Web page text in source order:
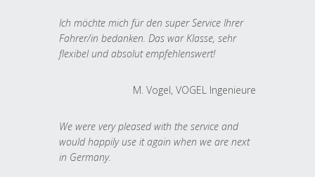
Ich möchte mich für den super Service Ihrer
Fahrer/in bedanken. Das war Klasse, sehr
flexibel und absolut empfehlenswert!
M. Vogel, VOGEL Ingenieure
We were very pleased with the service and
would happily use it again when we are next
in Germany.